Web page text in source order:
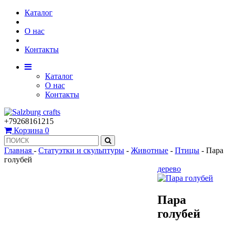
Каталог
О нас
Контакты
Каталог
О нас
Контакты
+79268161215
Корзина 0
Главная - Статуэтки и скульптуры - Животные - Птицы - Пара
голубей
дерево
Пара
голубей